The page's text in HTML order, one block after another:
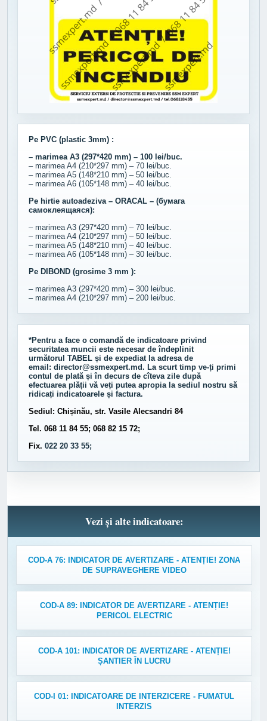
Pe PVC (plastic 3mm) :
– marimea A3 (297*420 mm) – 100 lei/buc.
– marimea A4 (210*297 mm) – 70 lei/buc.
– marimea A5 (148*210 mm) – 50 lei/buc.
– marimea A6 (105*148 mm) – 40 lei/buc.
Pe hirtie autoadeziva – ORACAL – (бумага
самоклеящаяся):
– marimea A3 (297*420 mm) – 70 lei/buc.
– marimea A4 (210*297 mm) – 50 lei/buc.
– marimea A5 (148*210 mm) – 40 lei/buc.
– marimea A6 (105*148 mm) – 30 lei/buc.
Pe DIBOND (grosime 3 mm ):
– marimea A3 (297*420 mm) – 300 lei/buc.
– marimea A4 (210*297 mm) – 200 lei/buc.
*Pentru a face o comandă de indicatoare privind
securitatea muncii este necesar de îndeplinit
următorul TABEL și de expediat la adresa de
email: director@ssmexpert.md. La scurt timp ve-ți primi
contul de plată și în decurs de cîteva zile după
efectuarea plății vă veți putea apropia la sediul nostru să
ridicați indicatoarele și factura.
Sediul: Chișinău, str. Vasile Alecsandri 84
Tel. 068 11 84 55; 068 82 15 72;
Fix. 022 20 33 55;
Vezi și alte indicatoare:
COD-A 76: INDICATOR DE AVERTIZARE - ATENȚIE! ZONA
DE SUPRAVEGHERE VIDEO
COD-A 89: INDICATOR DE AVERTIZARE - ATENȚIE!
PERICOL ELECTRIC
COD-A 101: INDICATOR DE AVERTIZARE - ATENȚIE!
ȘANTIER ÎN LUCRU
COD-I 01: INDICATOARE DE INTERZICERE - FUMATUL
INTERZIS